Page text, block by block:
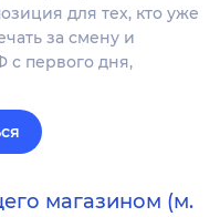
для тех, кто уже
за смену и
первого дня,
магазином (м.